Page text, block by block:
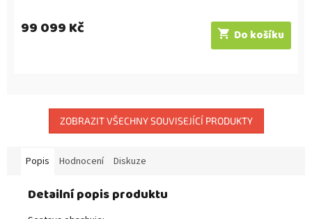
99 099 Kč Do košíku
ZOBRAZIT VŠECHNY SOUVISEJÍCÍ PRODUKTY
Popis Hodnocení Diskuze
Detailní popis produktu